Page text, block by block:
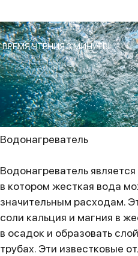
ВРЕМЯ ЧТЕНИЯ 3 МИНУТЫ
Водонагреватель
Водонагреватель
в котором жесткая вода
значительным расходам.
соли кальция и магния в
в осадок и образовать
трубах. Эти известковые